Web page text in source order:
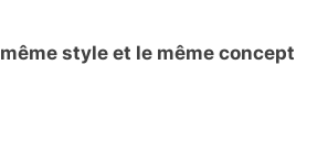
style et le même concept